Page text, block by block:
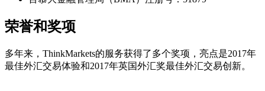
荣誉和奖项
多年来，ThinkMarkets的服务获得了多个奖项，亮点是2017年
最佳外汇交易体验和2017年英国外汇奖最佳外汇交易创新。